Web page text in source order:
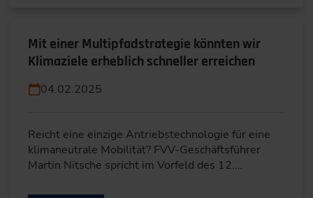
Mit einer Multipfadstrategie könnten wir
Klimaziele erheblich schneller erreichen
04.02.2025
Reicht eine einzige Antriebstechnologie für eine
klimaneutrale Mobilität? FVV-Geschäftsführer
Martin Nitsche spricht im Vorfeld des 12.…